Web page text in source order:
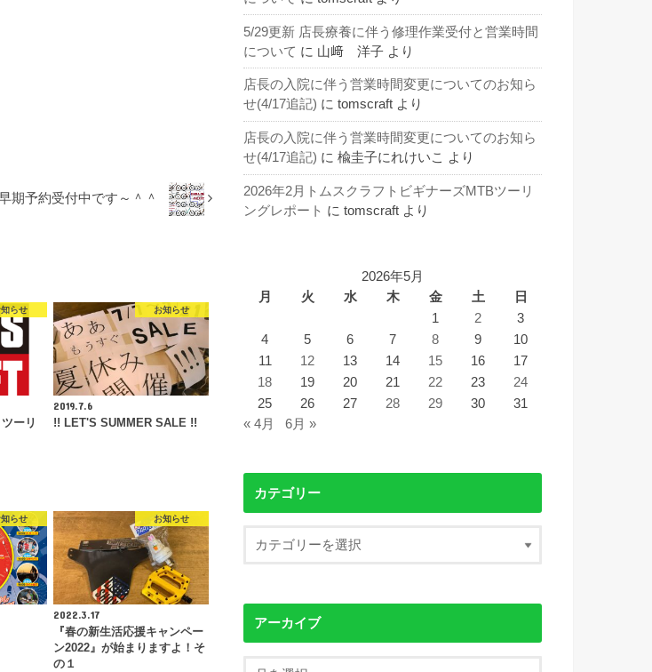
期予約受付中です～＾＾
らせ
ーリ
お知らせ
2019.7.6
!! LET'S SUMMER SALE !!
らせ お知らせ
2022.3.17
『春の新生活応援キャンペー
ン2022』が始まりますよ！そ
の１
5/29更新 店長療養に伴う修理作業受付と営業時間
について に 山﨑 洋子 より
店長の入院に伴う営業時間変更についてのお知ら
せ(4/17追記) に tomscraft より
店長の入院に伴う営業時間変更についてのお知ら
せ(4/17追記) に 楡圭子にれけいこ より
2026年2月トムスクラフトビギナーズMTBツーリ
ングレポート に tomscraft より
2026年5月
月
火 水 木 金 土
日
1
2
3
4
5 6 7 8 9
10
11
12 13 14 15 16
17
18
19 20 21 22 23
24
25
26 27 28 29 30
31
« 4月
6月 »
カテゴリー
アーカイブ